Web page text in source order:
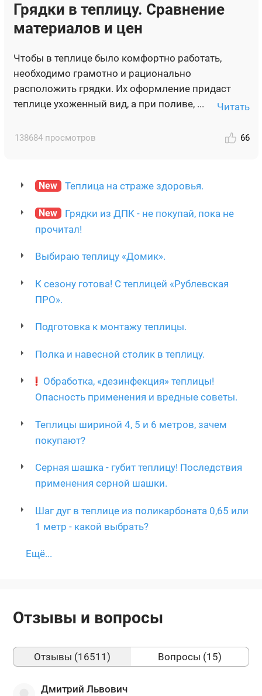
Грядки в теплицу. Сравнение
материалов и цен
Чтобы в теплице было комфортно работать,
необходимо грамотно и рационально
расположить грядки. Их оформление придаст
теплице ухоженный вид, а при поливе, ...
Читать
138684 просмотров 66
New Теплица на страже здоровья.
New
Грядки из ДПК - не покупай, пока не
прочитал!
Выбираю теплицу «Домик».
К сезону готова! С теплицей «Рублевская
ПРО».
Подготовка к монтажу теплицы.
Полка и навесной столик в теплицу.
Обработка, «дезинфекция» теплицы!
Опасность применения и вредные советы.
Теплицы шириной 4, 5 и 6 метров, зачем
покупают?
Серная шашка - губит теплицу! Последствия
применения серной шашки.
Шаг дуг в теплице из поликарбоната 0,65 или
1 метр - какой выбрать?
Ещё...
Отзывы и вопросы
Отзывы (16511) Вопросы (15)
Дмитрий Львович